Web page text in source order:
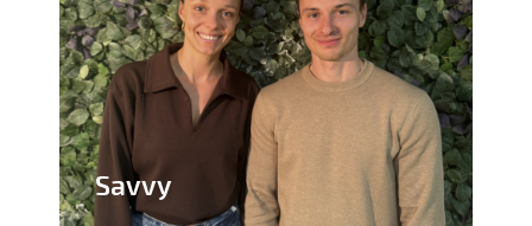
Savvy